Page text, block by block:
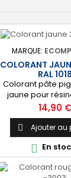
MARQUE:
COLORANT
RAL 1018
Colorant pâte
jaune pour
polyester,
topcoat. [Jaune] :
facile à
Prix
14,90 €
 Ajouter au
 En